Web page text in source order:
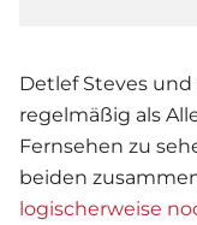
Detlef Steves und
regelmäßig als
Fernsehen zu
beiden
logischerweise